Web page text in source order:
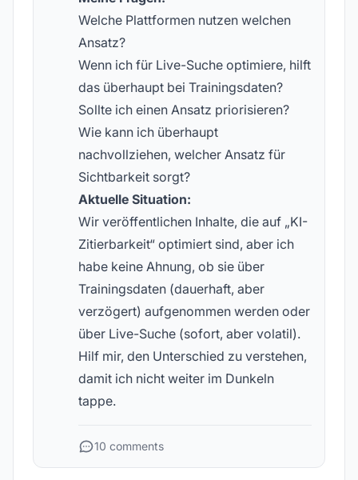
Welche Plattformen nutzen welchen
Ansatz?
Wenn ich für Live-Suche optimiere, hilft
das überhaupt bei Trainingsdaten?
Sollte ich einen Ansatz priorisieren?
Wie kann ich überhaupt
nachvollziehen, welcher Ansatz für
Sichtbarkeit sorgt?
Aktuelle Situation:
Wir veröffentlichen Inhalte, die auf „KI-
Zitierbarkeit“ optimiert sind, aber ich
habe keine Ahnung, ob sie über
Trainingsdaten (dauerhaft, aber
verzögert) aufgenommen werden oder
über Live-Suche (sofort, aber volatil).
Hilf mir, den Unterschied zu verstehen,
damit ich nicht weiter im Dunkeln
tappe.
10 comments